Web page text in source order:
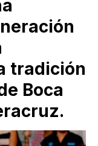
tradición
Boca